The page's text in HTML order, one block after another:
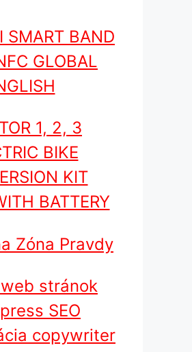
SMART BAND
GLOBAL
1, 2, 3
BIKE
KIT
BATTERY
Zóna Pravdy
stránok
SEO
copywriter